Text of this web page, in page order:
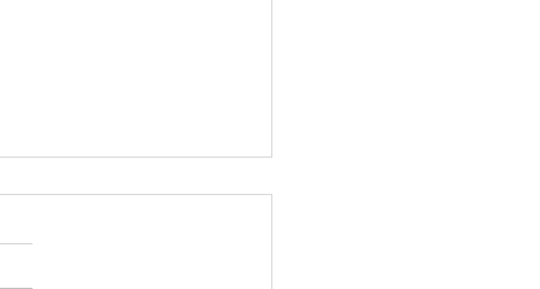
de maquettes
pour le Groupe